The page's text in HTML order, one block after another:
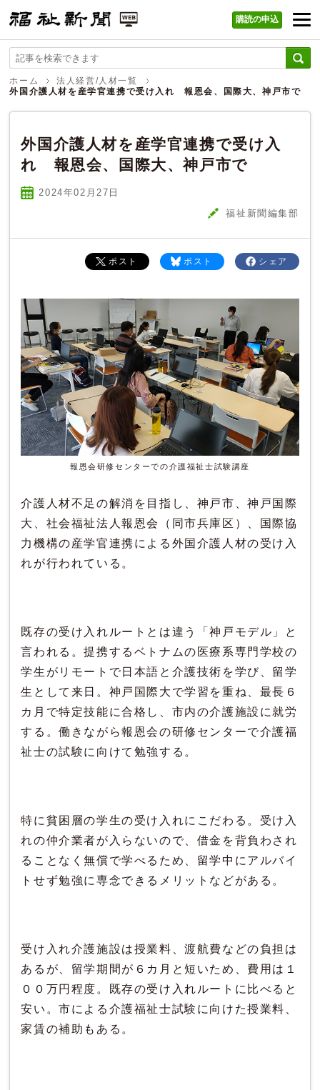
福祉新聞 WEB
購読の申込
ホーム
法人経営/人材一覧
外国介護人材を産学官連携で受け入れ 報恩会、国際大、神戸市で
外国介護人材を産学官連携で受け入
れ 報恩会、国際大、神戸市で
2024年02 月27 日
福祉新聞編集部
シェア
ポスト
ポスト
報恩会研修センターでの介護福祉士試験講座
介護人材不足の解消を目指し、神戸市、神戸国際
大、社会福祉法人報恩会（同市兵庫区）、国際協
力機構の産学官連携による外国介護人材の受け入
れが行われている。
既存の受け入れルートとは違う「神戸モデル」と
言われる。提携するベトナムの医療系専門学校の
学生がリモートで日本語と介護技術を学び、留学
生として来日。神戸国際大で学習を重ね、最長６
カ月で特定技能に合格し、市内の介護施設に就労
する。働きながら報恩会の研修センターで介護福
祉士の試験に向けて勉強する。
特に貧困層の学生の受け入れにこだわる。受け入
れの仲介業者が入らないので、借金を背負わされ
ることなく無償で学べるため、留学中にアルバイ
トせず勉強に専念できるメリットなどがある。
受け入れ介護施設は授業料、渡航費などの負担は
あるが、留学期間が６カ月と短いため、費用は１
００万円程度。既存の受け入れルートに比べると
安い。市による介護福祉士試験に向けた授業料、
家賃の補助もある。